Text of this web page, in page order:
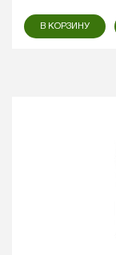
В КОРЗИНУ